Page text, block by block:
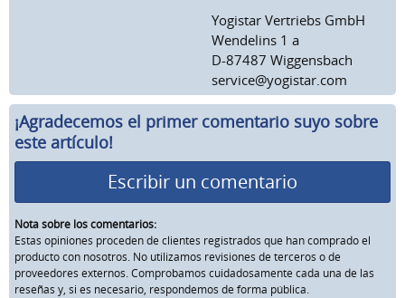
Yogistar Vertriebs GmbH
Wendelins 1 a
D-87487 Wiggensbach
service@yogistar.com
¡Agradecemos el primer comentario suyo sobre
este artículo!
Escribir un comentario
Nota sobre los comentarios:
Estas opiniones proceden de clientes registrados que han comprado el
producto con nosotros. No utilizamos revisiones de terceros o de
proveedores externos. Comprobamos cuidadosamente cada una de las
reseñas y, si es necesario, respondemos de forma pública.